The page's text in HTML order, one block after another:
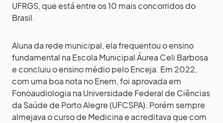
UFRGS, que está entre os 10 mais concorridos do
Brasil.
Aluna da rede municipal, ela frequentou o ensino
fundamental na Escola Municipal Áurea Celi Barbosa
e concluiu o ensino médio pelo Enceja. Em 2022,
com uma boa nota no Enem, foi aprovada em
Fonoaudiologia na Universidade Federal de Ciências
da Saúde de Porto Alegre (UFCSPA). Porém sempre
almejava o curso de Medicina e acreditava que com